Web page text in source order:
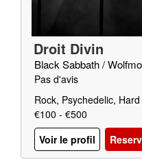
Droit Divin
Black Sabbath /
Pas d'avis
Rock, Psychedelic,
€100 - €500
Voir le profil